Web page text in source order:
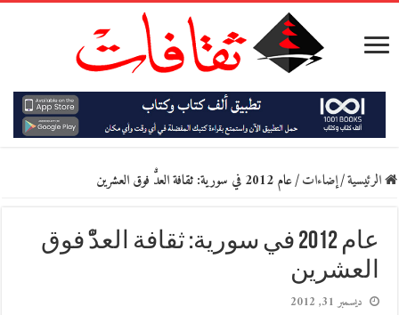
الرئيسية/إضاءات/عام 2012 في سورية: ثقافة العدّْ فوق العشرين
عام 2012 في سورية: ثقافة العدّْ فوق
العشرين
ديسمبر 31, 2012